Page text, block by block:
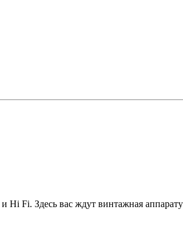
Fi. Здесь вас ждут винтажная